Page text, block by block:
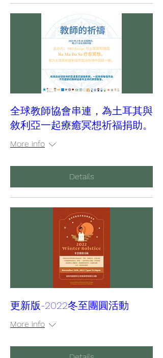
全球教師協會串連，為土耳其與
敘利亞一起療癒冥想祈福捐助。
More info
Details
更新版-2022冬至團圓活動
More info